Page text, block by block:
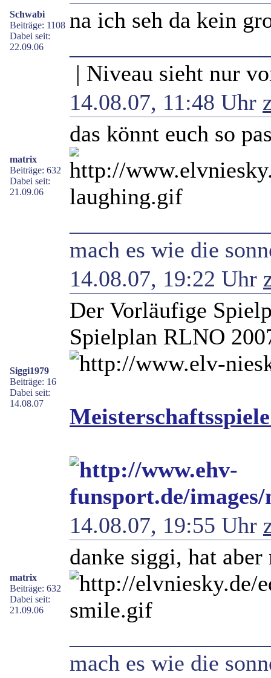
Schwabi
Beiträge: 1108
Dabei seit:
22.09.06
na ich seh da kein
| Niveau sieht nur
matrix
Beiträge: 632
Dabei seit:
21.09.06
14.08.07, 11:48 Uhr
das könnt euch so
mach es wie die
Siggi1979
Beiträge: 16
Dabei seit:
14.08.07
14.08.07, 19:22 Uhr
Der Vorläufige
Spielplan RLNO
matrix
Beiträge: 632
Dabei seit:
21.09.06
14.08.07, 19:55 Uhr
danke siggi, hat
mach es wie die